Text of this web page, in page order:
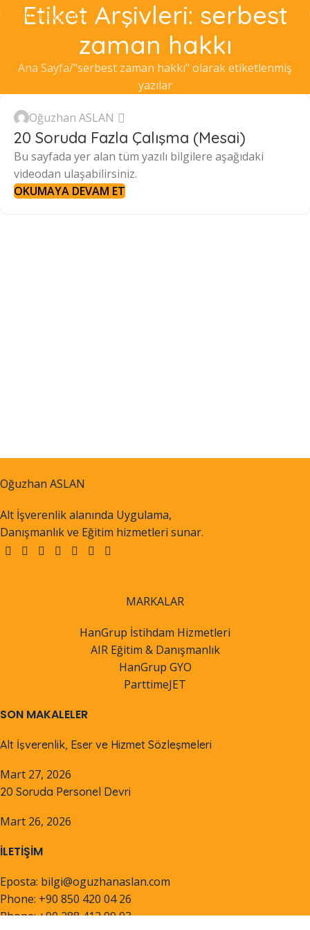
Skip to navigation
Etiket Arşivleri: serbest
zaman hakkı
Ana Sayfa "serbest zaman hakkı" olarak etiketlenmiş
yazılar
Oğuzhan ASLAN
20 Soruda Fazla Çalışma (Mesai)
Bu sayfada yer alan tüm yazılı bilgilere aşağıdaki
videodan ulaşabilirsiniz.
OKUMAYA DEVAM ET
Oğuzhan ASLAN
Alt İşverenlik alanında Uygulama,
Danışmanlık ve Eğitim hizmetleri sunar.
MARKALAR
HanGrup İstihdam Hizmetleri
AIR Eğitim & Danışmanlık
HanGrup GYO
ParttimeJET
SON MAKALELER
Alt İşverenlik, Eser ve Hizmet Sözleşmeleri
Mart 27, 2026
20 Soruda Personel Devri
Mart 26, 2026
İLETİŞİM
Eposta: bilgi@oguzhanaslan.com
Phone: +90 850 420 04 26
Phone: +90 288 412 99 93